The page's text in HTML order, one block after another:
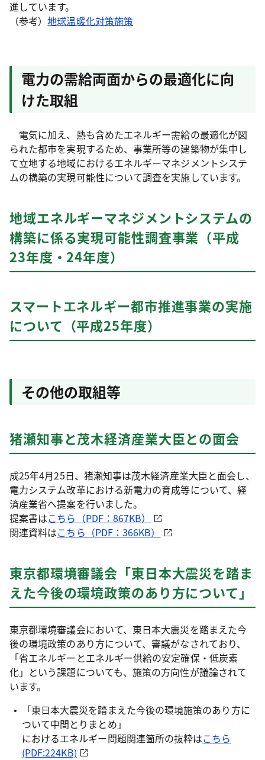
進しています。
（参考）地球温暖化対策施策
電力の需給両面からの最適化に向
けた取組
電気に加え、熱も含めたエネルギー需給の最適化が図
られた都市を実現するため、事業所等の建築物が集中し
て立地する地域におけるエネルギーマネジメントシステ
ムの構築の実現可能性について調査を実施しています。
地域エネルギーマネジメントシステムの
構築に係る実現可能性調査事業（平成
23年度・24年度）
スマートエネルギー都市推進事業の実施
について（平成25年度）
その他の取組等
猪瀬知事と茂木経済産業大臣との面会
成25年4月25日、猪瀬知事は茂木経済産業大臣と面会し、
電力システム改革における新電力の育成等について、経
済産業省へ提案を行いました。
提案書はこちら（PDF：867KB）
関連資料はこちら（PDF：366KB）
東京都環境審議会「東日本大震災を踏ま
えた今後の環境政策のあり方について」
東京都環境審議会において、東日本大震災を踏まえた今
後の環境政策のあり方について、審議がなされており、
「省エネルギーとエネルギー供給の安定確保・低炭素
化」という課題についても、施策の方向性が議論されて
います。
「東日本大震災を踏まえた今後の環境施策のあり方に
ついて中間とりまとめ」
におけるエネルギー問題関連箇所の抜粋はこちら
(PDF:224KB)